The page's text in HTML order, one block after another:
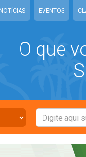
NOTÍCIAS EVENTOS
O que